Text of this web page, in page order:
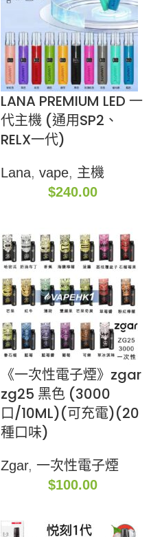
LANA PREMIUM LED 一
代主機 (通用SP2、
RELX一代)
Lana, vape, 主機
$240.00
《一次性電子煙》zgar
zg25 黑色 (3000
口/10ML)(可充電)(20
種口味)
Zgar, 一次性電子煙
$100.00